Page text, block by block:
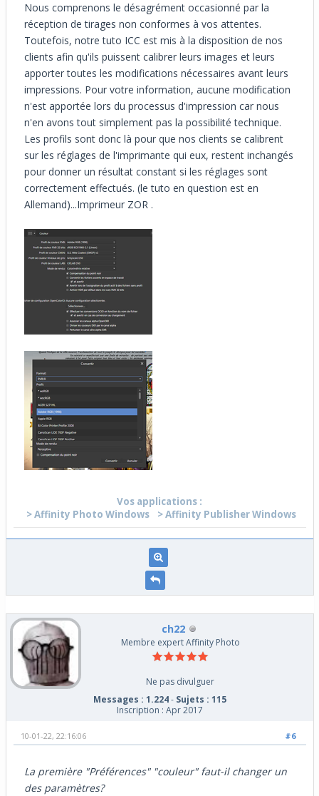
Nous comprenons le désagrément occasionné par la
réception de tirages non conformes à vos attentes.
Toutefois, notre tuto ICC est mis à la disposition de nos
clients afin qu'ils puissent calibrer leurs images et leurs
apporter toutes les modifications nécessaires avant leurs
impressions. Pour votre information, aucune modification
n'est apportée lors du processus d'impression car nous
n'en avons tout simplement pas la possibilité technique.
Les profils sont donc là pour que nos clients se calibrent
sur les réglages de l'imprimante qui eux, restent inchangés
pour donner un résultat constant si les réglages sont
correctement effectués. (le tuto en question est en
Allemand)...Imprimeur ZOR .
Vos applications :
> Affinity Photo Windows
> Affinity Publisher Windows
ch22
Membre expert Affinity Photo
Ne pas divulguer
Messages : 1.224- Sujets : 115
Inscription : Apr 2017
#6
10-01-22, 22:16:06
La première "Préférences" "couleur" faut-il changer un
des paramètres?